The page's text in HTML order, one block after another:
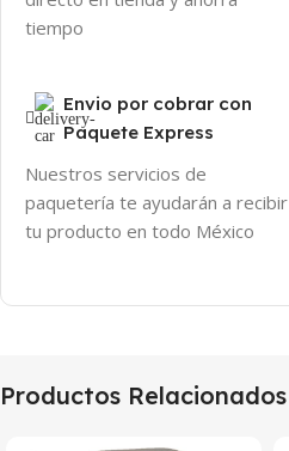
tiempo
Envio por cobrar con
Paquete Express
Nuestros servicios de
paquetería te ayudarán a recibir
tu producto en todo México
Productos Relacionados